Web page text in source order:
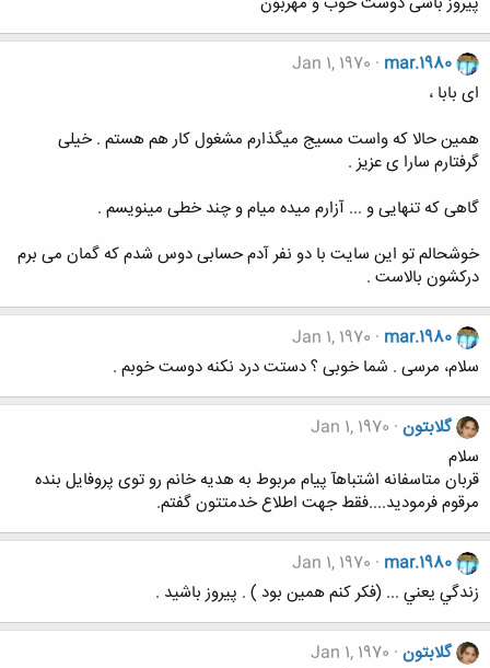
mar.1980
Jan 1, 1970
ای بابا ،
همین حالا که واست مسیج میگذارم مشغول کار هم هستم . خیلی
گرفتارم سارا ی عزیز .
گاهی که تنهایی و ... آزارم میده میام و چند خطی مینویسم .
خوشحالم تو این سایت با دو نفر آدم حسابی دوس شدم که گمان می برم
درکشون بالاست .
mar.1980
Jan 1, 1970
سلام، مرسی . شما خوبی ؟ دستت درد نکنه دوست خوبم .
گلابتون Jan 1, 1970
سلام
قربان متاسفانه اشتباهآ پیام مربوط به هدیه خانم رو توی پروفایل بنده
مرقوم فرمودید....فقط جهت اطلاع خدمتتون گفتم.
mar.1980
Jan 1, 1970
زندگي يعني ... (فکر کنم همين بود ) . پيروز باشيد .
گلابتون Jan 1, 1970